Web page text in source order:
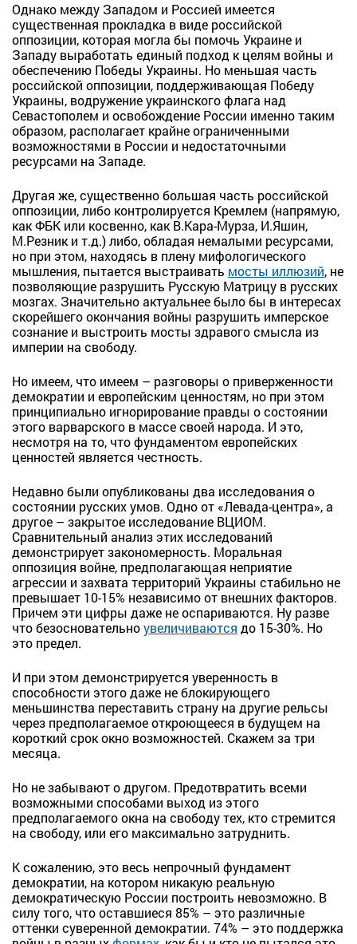
Однако между Западом и Россией имеется
существенная прокладка в виде российской
оппозиции, которая могла бы помочь Украине и
Западу выработать единый подход к целям войны и
обеспечению Победы Украины. Но меньшая часть
российской оппозиции, поддерживающая Победу
Украины, водружение украинского флага над
Севастополем и освобождение России именно таким
образом, располагает крайне ограниченными
возможностями в России и недостаточными
ресурсами на Западе.
Другая же, существенно большая часть российской
оппозиции, либо контролируется Кремлем (напрямую,
как ФБК или косвенно, как В.Кара-Мурза, И.Яшин,
М.Резник и т.д.) либо, обладая немалыми ресурсами,
но при этом, находясь в плену мифологического
мышления, пытается выстраивать мосты иллюзий, не
позволяющие разрушить Русскую Матрицу в русских
мозгах. Значительно актуальнее было бы в интересах
скорейшего окончания войны разрушить имперское
сознание и выстроить мосты здравого смысла из
империи на свободу.
Но имеем, что имеем – разговоры о приверженности
демократии и европейским ценностям, но при этом
принципиально игнорирование правды о состоянии
этого варварского в массе своей народа. И это,
несмотря на то, что фундаментом европейских
ценностей является честность.
Недавно были опубликованы два исследования о
состоянии русских умов. Одно от «Левада-центра», а
другое – закрытое исследование ВЦИОМ.
Сравнительный анализ этих исследований
демонстрирует закономерность. Моральная
оппозиция войне, предполагающая неприятие
агрессии и захвата территорий Украины стабильно не
превышает 10-15% независимо от внешних факторов.
Причем эти цифры даже не оспариваются. Ну разве
что безосновательноувеличиваются до 15-30%. Но
это предел.
И при этом демонстрируется уверенность в
способности этого даже не блокирующего
меньшинства переставить страну на другие рельсы
через предполагаемое откроющееся в будущем на
короткий срок окно возможностей. Скажем за три
месяца.
Но не забывают о другом. Предотвратить всеми
возможными способами выход из этого
предполагаемого окна на свободу тех, кто стремится
на свободу, или его максимально затруднить.
К сожалению, это весь непрочный фундамент
демократии, на котором никакую реальную
демократическую России построить невозможно. В
силу того, что оставшиеся 85% – это различные
оттенки суверенной демократии. 74% – это поддержка